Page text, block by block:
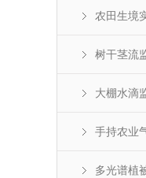
农田生境
树干茎流
大棚水滴
手持农业
多光谱植